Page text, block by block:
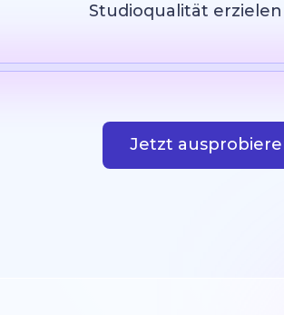
Studioqualität
Jetzt